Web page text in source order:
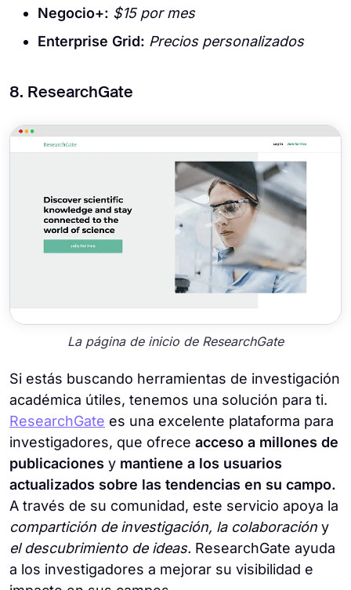
Negocio+: $15 por mes
Enterprise Grid: Precios personalizados
8. ResearchGate
La página de inicio de ResearchGate
Si estás buscando herramientas de investigación
académica útiles, tenemos una solución para ti.
ResearchGate es una excelente plataforma para
investigadores, que ofrece acceso a millones de
publicaciones y mantiene a los usuarios
actualizados sobre las tendencias en su campo.
A través de su comunidad, este servicio apoya la
compartición de investigación, la colaboración y
el descubrimiento de ideas. ResearchGate ayuda
a los investigadores a mejorar su visibilidad e